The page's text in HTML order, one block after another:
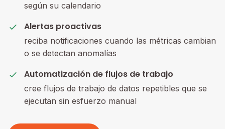
según su calendario
Alertas proactivas
reciba notificaciones cuando las métricas cambian
o se detectan anomalías
Automatización de flujos de trabajo
cree flujos de trabajo de datos repetibles que se
ejecutan sin esfuerzo manual